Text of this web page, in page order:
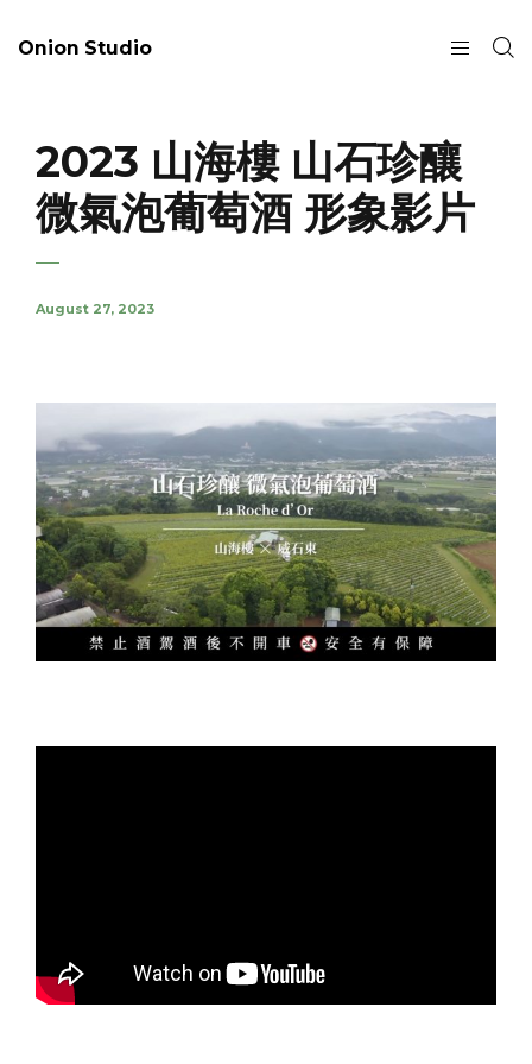
Onion Studio
2023 山海樓 山石珍釀
微氣泡葡萄酒 形象影片
August 27, 2023